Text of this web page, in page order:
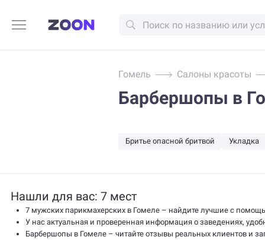
Гомель Салоны красоты
Барбершопы в
Бритье опасной бритвой Укладка
Нашли для вас: 7 мест
7 мужских парикмахерских в Гомеле – найдите лучшие с
У нас актуальная и проверенная информация о заведениях,
Барбершопы в Гомеле – читайте отзывы реальных клиентов и